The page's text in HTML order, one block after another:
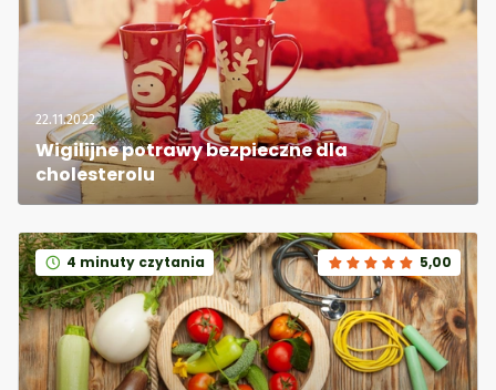
22.11.2022
Wigilijne potrawy bezpieczne dla
cholesterolu
4 minuty czytania 5,00